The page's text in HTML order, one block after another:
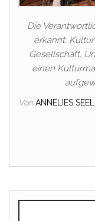
Die
erkannt:
Gesellschaft.
einen
Von ANNELIES